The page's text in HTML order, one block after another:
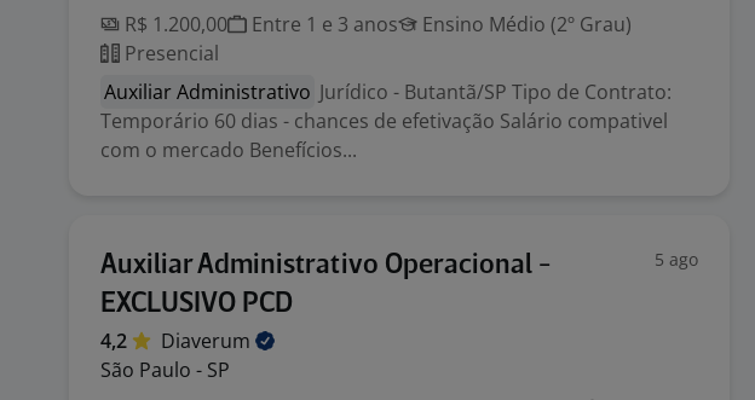
R$ 1.200,00
Entre 1 e 3 anos
Ensino Médio (2º Grau)
Presencial
Auxiliar Administrativo Jurídico - Butantã/SP Tipo de Contrato:
Temporário 60 dias - chances de efetivação Salário compativel
com o mercado Benefícios...
Auxiliar Administrativo Operacional -
EXCLUSIVO PCD
5 ago
4,2
Diaverum
São Paulo - SP